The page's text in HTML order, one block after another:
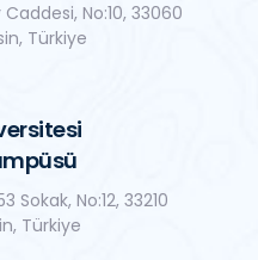
No:10, 33060
Türkiye
Sokak, No:12, 33210
Türkiye